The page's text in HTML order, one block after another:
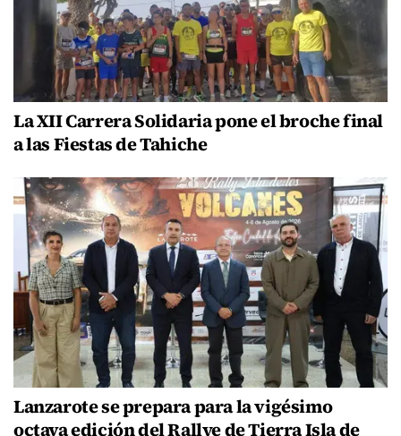
La XII Carrera Solidaria pone el broche final
a las Fiestas de Tahiche
Lanzarote se prepara para la vigésimo
octava edición del Rallye de Tierra Isla de